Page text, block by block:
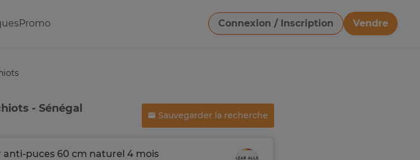
Promo Connexion / Inscription
Vendre
Télécharger une image
- Sénégal
Sauvegarder la recherche
anti-puces 60 cm naturel 4 mois